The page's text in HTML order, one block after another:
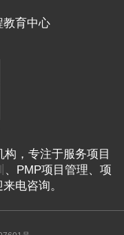
教育中心
，专注于服务项目
、PMP项目管理、项
电咨询。